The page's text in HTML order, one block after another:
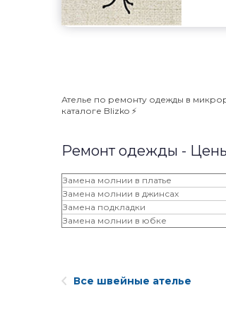
Ателье по ремонту одежды в
каталоге Blizko ⚡️
Ремонт одежды -
Замена молнии в платье
Замена молнии в джинсах
Замена подкладки
Замена молнии в юбке
Все швейные ателье